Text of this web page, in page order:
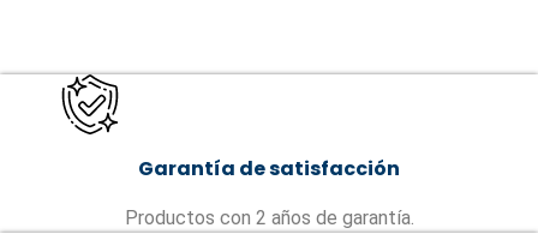
Garantía de satisfacción
Productos con 2 años de garantía.